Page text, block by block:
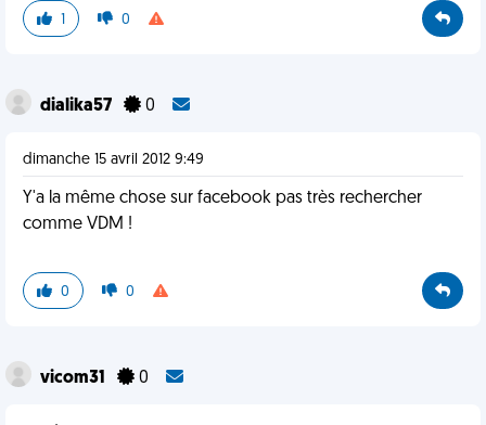
1 0
dialika57 0
dimanche 15 avril 2012 9:49
Y'a la même chose sur facebook pas très rechercher
comme VDM !
0 0
vicom31 0